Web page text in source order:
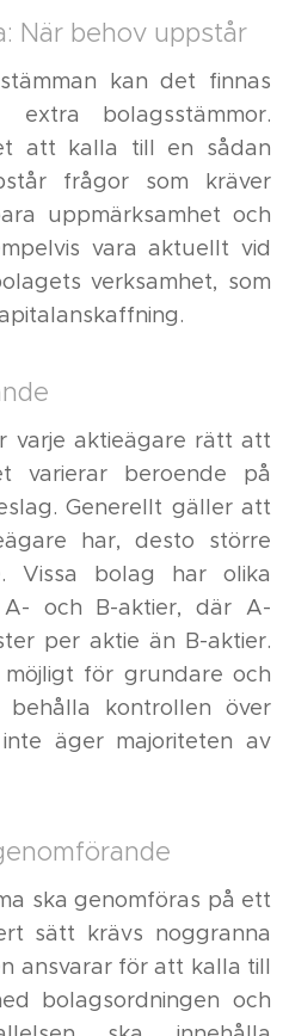
När behov uppstår
kan det finnas
bolagsstämmor.
att kalla till en sådan
frågor som kräver
uppmärksamhet och
vara aktuellt vid
verksamhet, som
varje aktieägare rätt att
varierar beroende på
Generellt gäller att
har, desto större
Vissa bolag har olika
A- och B-aktier, där A-
per aktie än B-aktier.
för grundare och
kontrollen över
äger majoriteten av
ska genomföras på ett
sätt krävs noggranna
ansvarar för att kalla till
bolagsordningen och